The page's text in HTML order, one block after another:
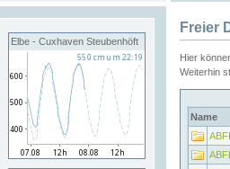
Elbe - Cuxhaven Steubenhöft
Freier
Hier
Weiterhin
Name